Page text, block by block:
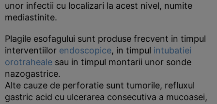
unor infectii cu localizari la acest nivel, numite
mediastinite.
Plagile esofagului sunt produse frecvent in timpul
interventiilor endoscopice, in timpul intubatiei
orotraheale sau in timpul montarii unor sonde
nazogastrice.
Alte cauze de perforatie sunt tumorile, refluxul
gastric acid cu ulcerarea consecutiva a mucoasei,